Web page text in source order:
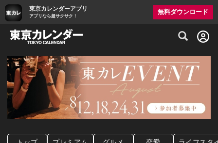
東京カレンダーアプリ
アプリなら超サクサク！
無料ダウンロード
グルメ情報・プレミアムレストラン予約